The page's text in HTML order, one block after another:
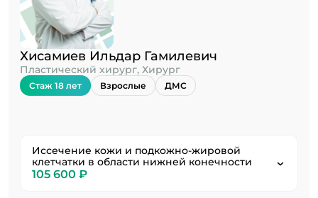
Хисамиев Ильдар Гамилевич
Пластический хирург, Хирург
Стаж 18 лет Взрослые ДМС
Иссечение кожи и подкожно-жировой
клетчатки в области нижней конечности
105 600 ₽